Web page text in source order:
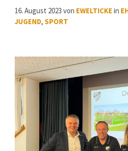
16. August 2023 von EWELTICKE in
JUGEND, SPORT